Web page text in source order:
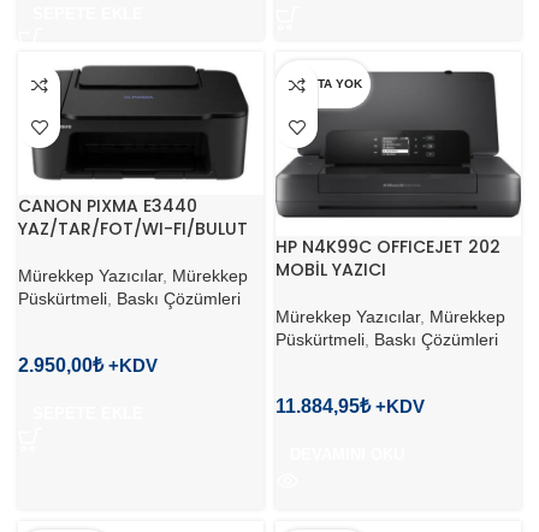
CANON PIXMA E3440
YAZ/TAR/FOT/WI-FI/BULUT
Mürekkep Yazıcılar, Mürekkep
Püskürtmeli Baskı Çözümleri
2.950,00₺
STOKTA YOK
HP N4K99C OFFICEJET 202
MOBİL YAZICI
Mürekkep Yazıcılar, Mürekkep
Püskürtmeli, Baskı Çözümleri
11.884,95₺